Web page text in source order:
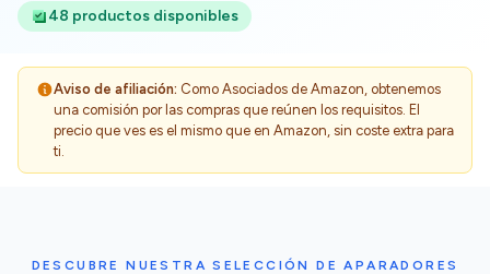
48 productos disponibles
Aviso de afiliación: Como Asociados de Amazon, obtenemos
una comisión por las compras que reúnen los requisitos. El
precio que ves es el mismo que en Amazon, sin coste extra para
ti.
DESCUBRE NUESTRA SELECCIÓN DE APARADORES